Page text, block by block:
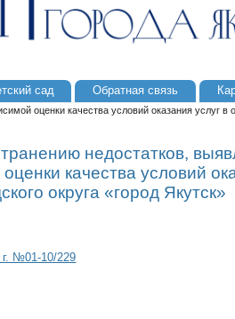
сад Обратная связь
оценки качества условий оказания услуг в
недостатков,
качества условий
округа «город Якутск»
г. №01-10/229